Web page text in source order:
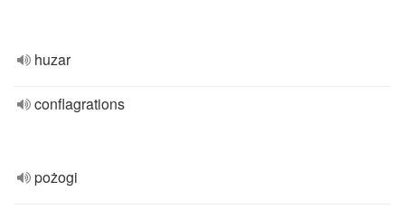
huzar
conflagrations
pożogi